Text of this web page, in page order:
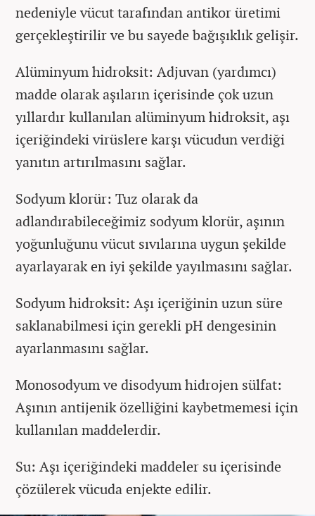
nedeniyle vücut tarafından antikor üretimi
gerçekleştirilir ve bu sayede bağışıklık gelişir.
Alüminyum hidroksit: Adjuvan (yardımcı)
madde olarak aşıların içerisinde çok uzun
yıllardır kullanılan alüminyum hidroksit, aşı
içeriğindeki virüslere karşı vücudun verdiği
yanıtın artırılmasını sağlar.
Sodyum klorür: Tuz olarak da
adlandırabileceğimiz sodyum klorür, aşının
yoğunluğunu vücut sıvılarına uygun şekilde
ayarlayarak en iyi şekilde yayılmasını sağlar.
Sodyum hidroksit: Aşı içeriğinin uzun süre
saklanabilmesi için gerekli pH dengesinin
ayarlanmasını sağlar.
Monosodyum ve disodyum hidrojen sülfat:
Aşının antijenik özelliğini kaybetmemesi için
kullanılan maddelerdir.
Su: Aşı içeriğindeki maddeler su içerisinde
çözülerek vücuda enjekte edilir.